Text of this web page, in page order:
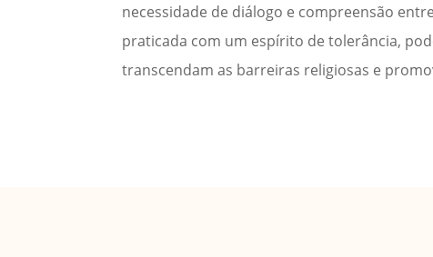
necessidade de diálogo e compreensão
praticada com um espírito de tolerância,
transcendam as barreiras religiosas e